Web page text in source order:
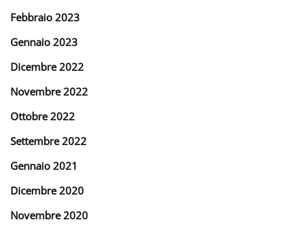
Febbraio 2023
Gennaio 2023
Dicembre 2022
Novembre 2022
Ottobre 2022
Settembre 2022
Gennaio 2021
Dicembre 2020
Novembre 2020